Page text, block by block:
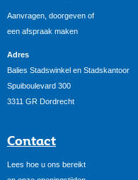
Aanvragen, doorgeven of
een afspraak maken
Adres
Balies Stadswinkel en Stadskantoor
Spuiboulevard 300
3311 GR Dordrecht
Contact
Lees hoe u ons bereikt